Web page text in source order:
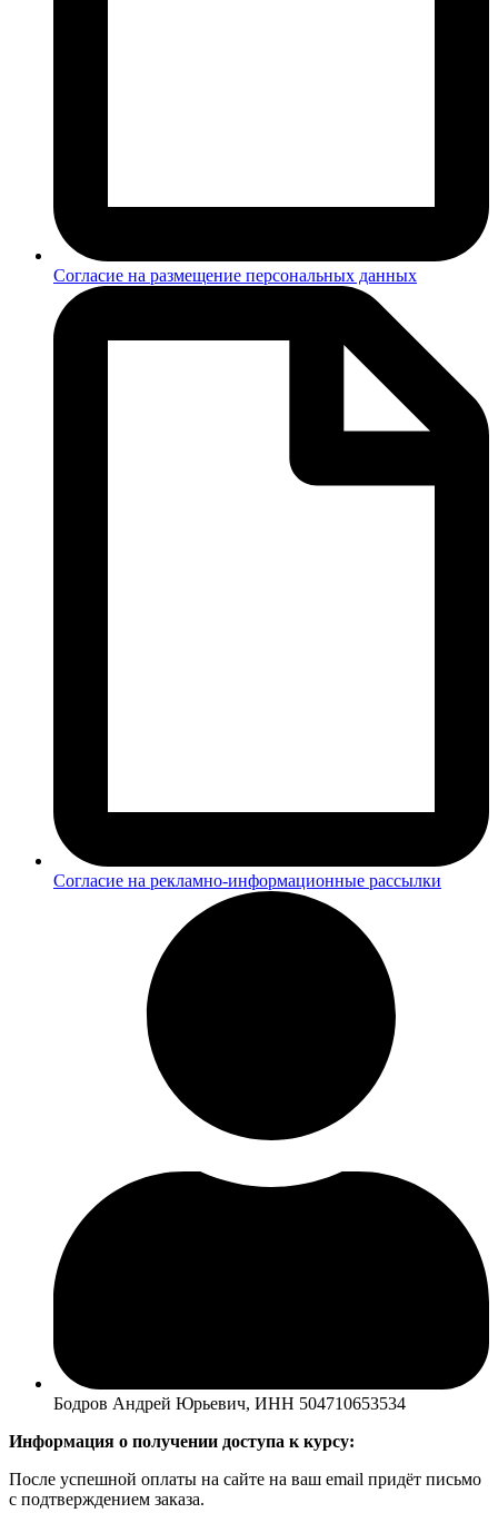
Согласие на размещение персональных данных
Согласие на рекламно-информационные рассылки
Бодров Андрей Юрьевич, ИНН 504710653534
Информация о получении доступа к курсу:
После успешной оплаты на сайте на ваш email придёт письмо
с подтверждением заказа.